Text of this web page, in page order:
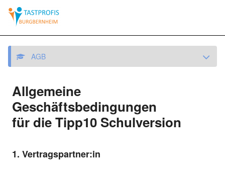
AGB
Allgemeine
Geschäftsbedingungen
für die Tipp10 Schulversion
1. Vertragspartner:in